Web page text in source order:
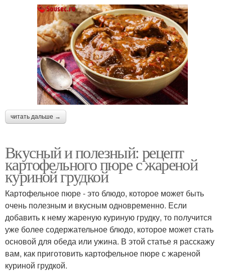
читать дальше →
Вкусный и полезный: рецепт
картофельного пюре с жареной
куриной грудкой
Картофельное пюре - это блюдо, которое может быть
очень полезным и вкусным одновременно. Если
добавить к нему жареную куриную грудку, то получится
уже более содержательное блюдо, которое может стать
основой для обеда или ужина. В этой статье я расскажу
вам, как приготовить картофельное пюре с жареной
куриной грудкой.